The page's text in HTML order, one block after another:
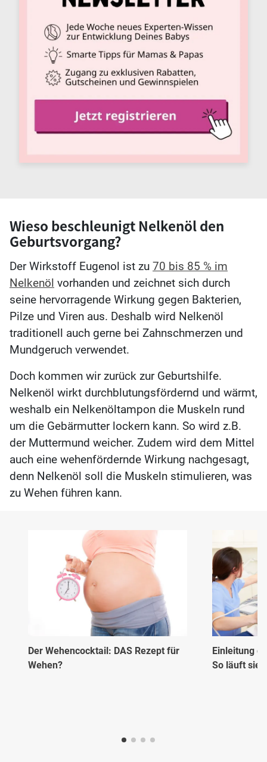
Wieso beschleunigt Nelkenöl den
Geburtsvorgang?
Der Wirkstoff Eugenol ist zu 70 bis 85 % im
Nelkenöl vorhanden und zeichnet sich durch
seine hervorragende Wirkung gegen Bakterien,
Pilze und Viren aus. Deshalb wird Nelkenöl
traditionell auch gerne bei Zahnschmerzen und
Mundgeruch verwendet.
Doch kommen wir zurück zur Geburtshilfe.
Nelkenöl wirkt durchblutungsfördernd und wärmt,
weshalb ein Nelkenöltampon die Muskeln rund
um die Gebärmutter lockern kann. So wird z.B.
der Muttermund weicher. Zudem wird dem Mittel
auch eine wehenfördernde Wirkung nachgesagt,
denn Nelkenöl soll die Muskeln stimulieren, was
zu Wehen führen kann.
Der Wehencocktail: DAS Rezept für
Wehen?
Einleitung
So läuft sie